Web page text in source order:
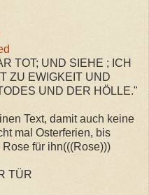
TOT; UND SIEHE ; ICH
ZU EWIGKEIT UND
UND DER HÖLLE."
Text, damit auch keine
mal Osterferien, bis
für ihn(((Rose)))
TÜR